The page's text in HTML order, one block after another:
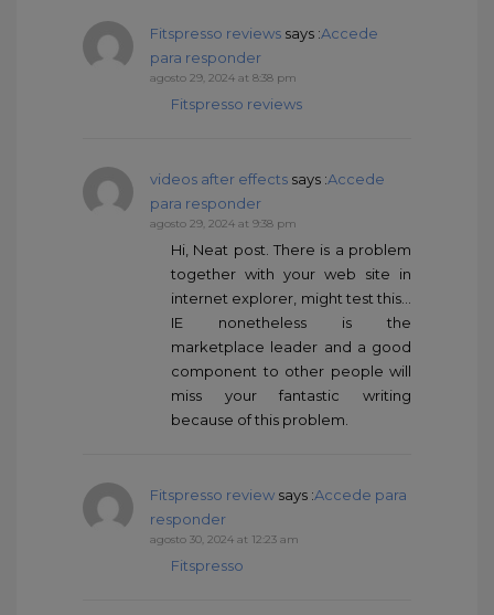
Fitspresso reviews says :Accede
para responder
agosto 29, 2024 at 8:38 pm
Fitspresso reviews
videos after effects says :Accede
para responder
agosto 29, 2024 at 9:38 pm
Hi, Neat post. There is a problem
together with your web site in
internet explorer, might test this…
IE nonetheless is the
marketplace leader and a good
component to other people will
miss your fantastic writing
because of this problem.
Fitspresso review says :Accede para
responder
agosto 30, 2024 at 12:23 am
Fitspresso